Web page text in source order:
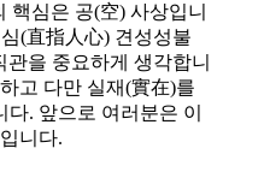
핵심은 공(空) 사상입니
(直指人心) 견성성불
을 중요하게 생각합니
고 다만 실재(實在)를
. 앞으로 여러분은 이
니다.